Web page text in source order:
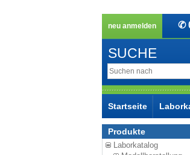
neu anmelden ✆
SUCHE
Startseite
Produkte
Laborkatalog